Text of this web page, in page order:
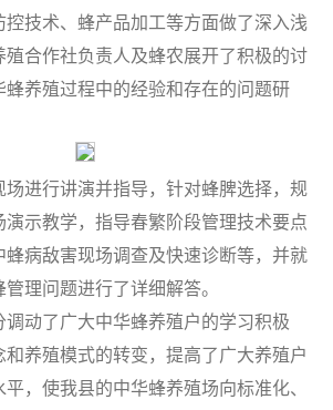
控技术、蜂产品加工等方面做了深入浅
殖合作社负责人及蜂农展开了积极的讨
养殖过程中的经验和存在的问题研
场进行讲演并指导，针对蜂脾选择，规
演示教学，指导春繁阶段管理技术要点
蜂病敌害现场调查及快速诊断等，并就
理问题进行了详细解答。
调动了广大中华蜂养殖户的学习积极
养殖模式的转变，提高了广大养殖户
，使我县的中华蜂养殖场向标准化、